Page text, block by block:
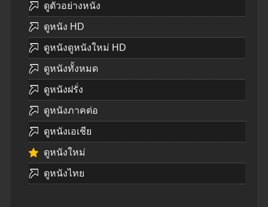
ดูตัวอย่างหนัง
ดูหนัง HD
ดูหนังดูหนังใหม่ HD
ดูหนังทั้งหมด
ดูหนังฝรั่ง
ดูหนังภาคต่อ
ดูหนังเอเชีย
ดูหนังใหม่
ดูหนังไทย